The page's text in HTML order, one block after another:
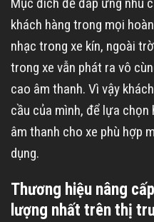
khách hàng trong mọi
nhạc trong xe kín, ngoài
trong xe vẫn phát ra vô
cao âm thanh. Vì vậy
cầu của mình, để lựa
âm thanh cho xe phù hợp
dụng.
Thương hiệu nâng
lượng nhất trên thị